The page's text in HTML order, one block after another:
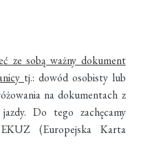
ze sobą ważny dokument
tj.: dowód osobisty lub
na dokumentach z
Do tego zachęcamy
(Europejska Karta